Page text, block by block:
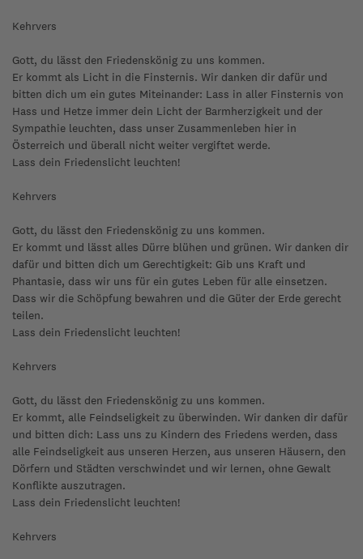
Kehrvers
Gott, du lässt den Friedenskönig zu uns kommen.
Er kommt als Licht in die Finsternis. Wir danken dir dafür und
bitten dich um ein gutes Miteinander: Lass in aller Finsternis von
Hass und Hetze immer dein Licht der Barmherzigkeit und der
Sympathie leuchten, dass unser Zusammenleben hier in
Österreich und überall nicht weiter vergiftet werde.
Lass dein Friedenslicht leuchten!
Kehrvers
Gott, du lässt den Friedenskönig zu uns kommen.
Er kommt und lässt alles Dürre blühen und grünen. Wir danken dir
dafür und bitten dich um Gerechtigkeit: Gib uns Kraft und
Phantasie, dass wir uns für ein gutes Leben für alle einsetzen.
Dass wir die Schöpfung bewahren und die Güter der Erde gerecht
teilen.
Lass dein Friedenslicht leuchten!
Kehrvers
Gott, du lässt den Friedenskönig zu uns kommen.
Er kommt, alle Feindseligkeit zu überwinden. Wir danken dir dafür
und bitten dich: Lass uns zu Kindern des Friedens werden, dass
alle Feindseligkeit aus unseren Herzen, aus unseren Häusern, den
Dörfern und Städten verschwindet und wir lernen, ohne Gewalt
Konflikte auszutragen.
Lass dein Friedenslicht leuchten!
Kehrvers